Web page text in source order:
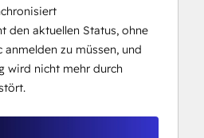
den aktuellen Status, ohne
zu müssen, und
wird nicht mehr durch